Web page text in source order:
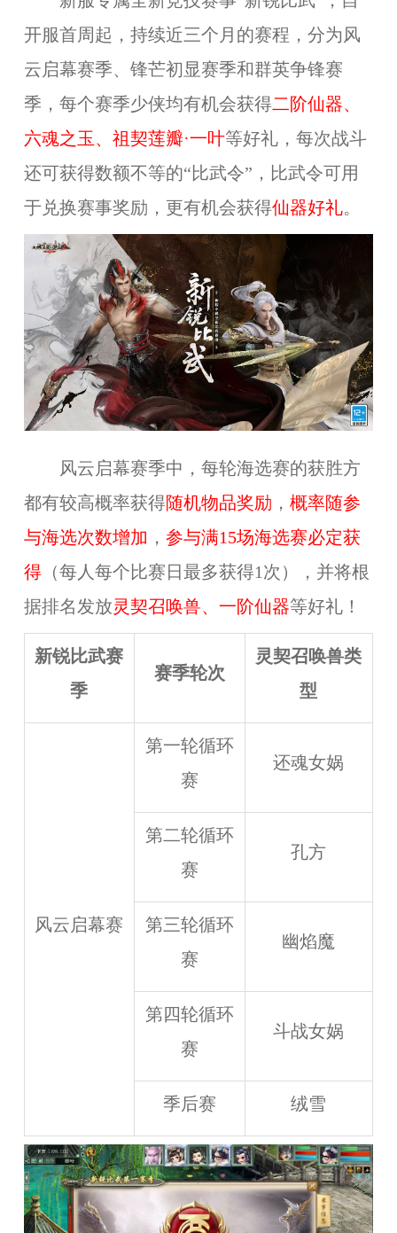
开服首周起，持续近三个月的赛程，分为风
云启幕赛季、锋芒初显赛季和群英争锋赛
季，每个赛季少侠均有机会获得二阶仙器、
六魂之玉、祖契莲瓣·一叶等好礼，每次战斗
还可获得数额不等的“比武令”，比武令可用
于兑换赛事奖励，更有机会获得仙器好礼。
风云启幕赛季中，每轮海选赛的获胜方
都有较高概率获得随机物品奖励 ， 概率随参
与海选次数增加 ， 参与满15场海选赛必定获
得（每人每个比赛日最多获得1次），并将根
据排名发放灵契召唤兽、一阶仙器等好礼！
新锐比武赛
季
赛季轮次
灵契召唤兽类
型
风云启幕赛
第一轮循环
赛
还魂女娲
第二轮循环
赛
孔方
第三轮循环
赛
幽焰魔
第四轮循环
赛
斗战女娲
季后赛 绒雪